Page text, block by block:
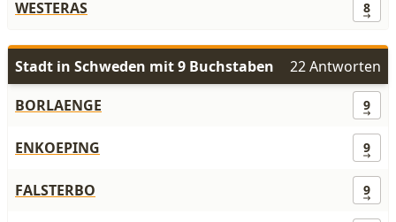
WESTERAS 8
Stadt in Schweden mit 9 Buchstaben
22 Antworten
BORLAENGE
9
ENKOEPING 9
FALSTERBO 9